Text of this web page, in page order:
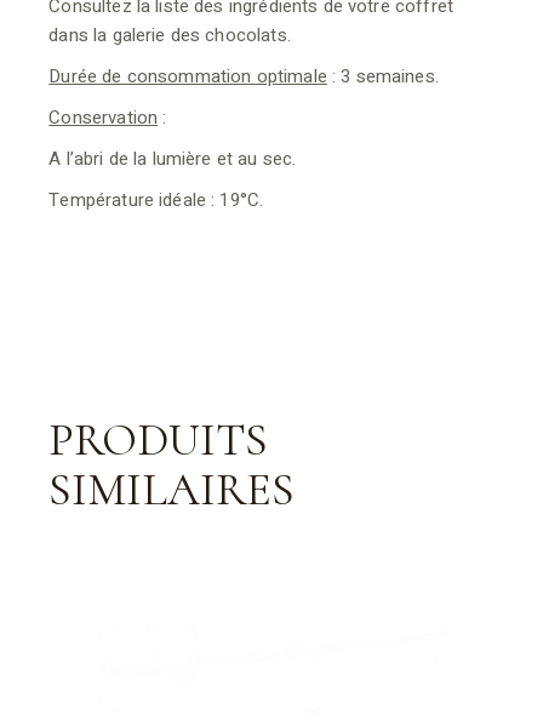
Consultez la liste des ingrédients de votre coffret
dans la galerie des chocolats.
Durée de consommation optimale : 3 semaines.
Conservation :
A l’abri de la lumière et au sec.
Température idéale : 19°C.
PRODUITS
SIMILAIRES